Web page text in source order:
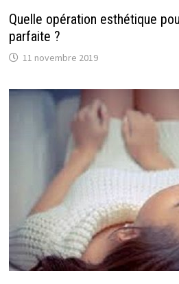
Quelle opération esthétique
parfaite ?
11 novembre 2019